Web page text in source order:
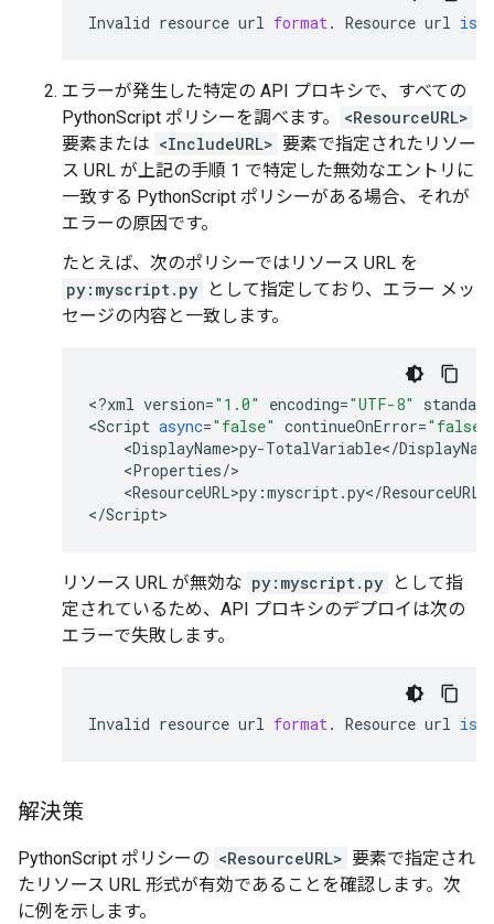
Invalid resource url format. Resource url is
エラーが発生した特定の API プロキシで、すべての
PythonScript ポリシーを調べます。
<ResourceURL>
要素または <IncludeURL> 要素で指定されたリソー
ス URL が上記の手順 1 で特定した無効なエントリに
一致する PythonScript ポリシーがある場合、それが
エラーの原因です。
たとえば、次のポリシーではリソース URL を
py:myscript.py として指定しており、エラー メッ
セージの内容と一致します。
<?xml version="1.0" encoding="UTF-8"
<Script async="false" continueOnError="false"
    <
DisplayName>py-TotalVariable</
    <
Properties/>
    <
ResourceURL>py :myscript.py</ResourceURL
</Script>
リソース URL が無効な py:myscript.py として指
定されているため、API プロキシのデプロイは次の
エラーで失敗します。
Invalid resource url format. Resource url is
解決策
PythonScript ポリシーの <ResourceURL> 要素で指定され
たリソース URL 形式が有効であることを確認します。次
に例を示します。